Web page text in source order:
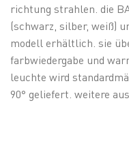
richtung strahlen. die
(schwarz, silber, weiß)
modell erhältlich. sie
farbwiedergabe und
leuchte wird
90° geliefert. weitere